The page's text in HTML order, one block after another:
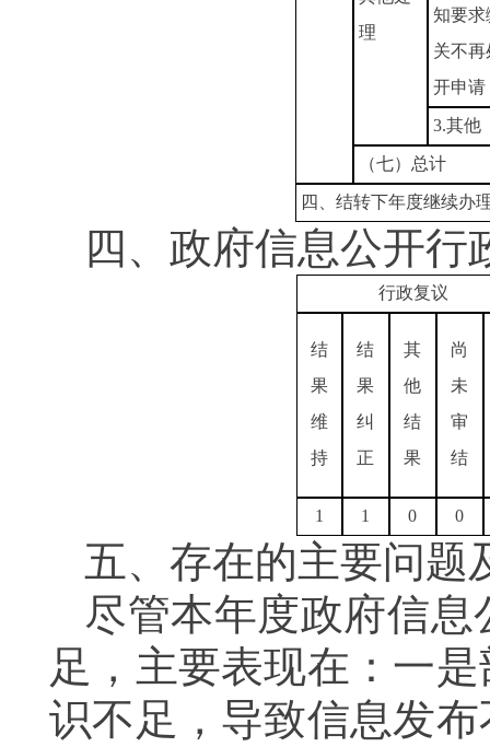
理
知要求
关不
开申请
3.其他
（七）总计
四、结转下年度继续办
四、政府信息公开行
行政复议
结
果
维
持
结
果
纠
正
其
他
结
果
尚
未
审
结
1 1 0 0
五、存在的主要问题
尽管本年度政府信
足，主要表现在：一
识不足，导致信息发